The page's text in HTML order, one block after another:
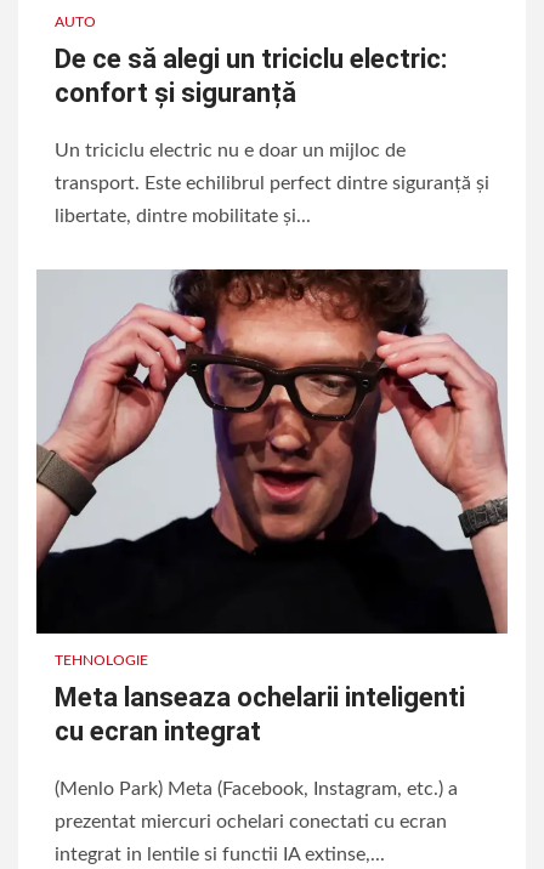
AUTO
De ce să alegi un triciclu electric:
confort și siguranță
Un triciclu electric nu e doar un mijloc de
transport. Este echilibrul perfect dintre siguranță și
libertate, dintre mobilitate și...
TEHNOLOGIE
Meta lanseaza ochelarii inteligenti
cu ecran integrat
(Menlo Park) Meta (Facebook, Instagram, etc.) a
prezentat miercuri ochelari conectati cu ecran
integrat in lentile si functii IA extinse,...